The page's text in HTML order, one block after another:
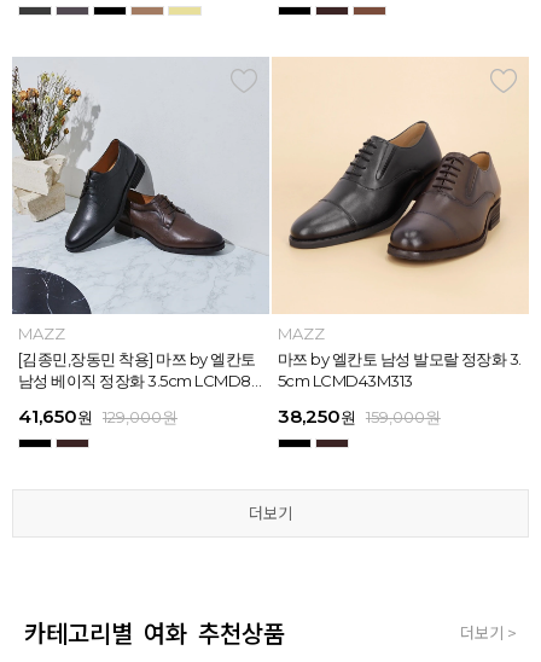
MAZZ
마쯔 by 엘칸토 남성 스트라이프 웨빙
포인트 스니커즈 3cm LCMS68M31
67,150원 179,000원
MAZZ
마쯔 by 엘칸토 남성 플레인 볼륨 컵
솔 스니커즈 3cm LCMS62M613
62,900원 179,000원
더보기
MAZZ
[김종민,장동민 착용] 마쯔 by 엘칸토
남성 베이직 정장화 3.5cm LCMD80
41,650원 129,000원
MAZZ
마쯔 by 엘칸토 남성 발모랄 정장화 3.
5cm LCMD43M313
38,250원 159,000원
더보기
MAZZ
마쯔 by 엘칸토 남성 오버랩 로퍼 2c
m LCMC92I126
38,250원 129,000원
MAZZ
마쯔 by 엘칸토 남성 스트랩 로퍼 2c
m LCMC91M313
39,200원 159,000원
더보기
MAZZ
마쯔 by 엘칸토 남성 포인트 컴포트화
4cm LCMD11M111
41,650원 129,000원
MAZZ
마쯔 by 엘칸토 남성 캐주얼 컴포트화
4cm LCMD13M111
41,650원 129,000원
더보기
MAZZ
마쯔 by 엘칸토 남성 스트라이프 웨빙
포인트 스니커즈 3cm LCMS68M31
67,150원 179,000원
MAZZ
마쯔 by 엘칸토 남성 플레인 볼륨 컵
솔 스니커즈 3cm LCMS62M613
62,900원 179,000원
더보기
MAZZ
[김종민,장동민 착용] 마쯔 by 엘칸토
남성 베이직 정장화 3.5cm LCMD80
41,650원 129,000원
MAZZ
마쯔 by 엘칸토 남성 발모랄 정장화 3.
5cm LCMD43M313
38,250원 159,000원
더보기
카테고리별 여화 추천상품 더보기 >